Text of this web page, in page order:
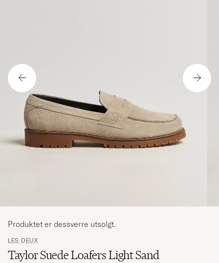
LES DEUX
Taylor Suede Loafers Light Sand
Produktet er dessverre utsolgt.